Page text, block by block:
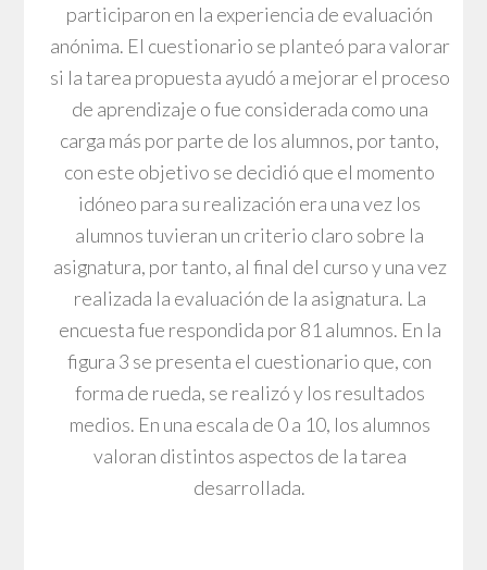
participaron en la experiencia de evaluación
anónima. El cuestionario se planteó para valorar
si la tarea propuesta ayudó a mejorar el proceso
de aprendizaje o fue considerada como una
carga más por parte de los alumnos, por tanto,
con este objetivo se decidió que el momento
idóneo para su realización era una vez los
alumnos tuvieran un criterio claro sobre la
asignatura, por tanto, al final del curso y una vez
realizada la evaluación de la asignatura. La
encuesta fue respondida por 81 alumnos. En la
figura 3 se presenta el cuestionario que, con
forma de rueda, se realizó y los resultados
medios. En una escala de 0 a 10, los alumnos
valoran distintos aspectos de la tarea
desarrollada.